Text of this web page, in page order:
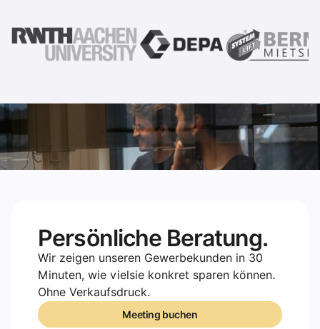
Persönliche Beratung.
Wir zeigen unseren Gewerbekunden in 30
Minuten, wie vielsie konkret sparen können.
Ohne Verkaufsdruck.
Meeting buchen
Meeting buchen